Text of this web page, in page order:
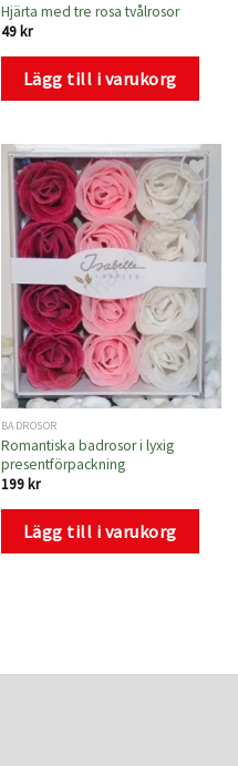
Hjärta med tre rosa tvålrosor
49 kr
Lägg till i varukorg
Lägg
till i
önskelistan
BADROSOR
Romantiska badrosor i lyxig
presentförpackning
199kr
Lägg till i varukorg